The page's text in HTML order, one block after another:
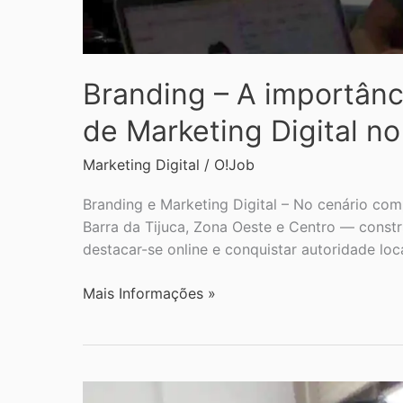
Branding – A
de Marketing Digital no
Marketing Digital / O!Job
Branding e Marketing Digital – No cenário
Barra da Tijuca, Zona Oeste e Centro —
destacar-se online e conquistar autoridade
Mais Informações »